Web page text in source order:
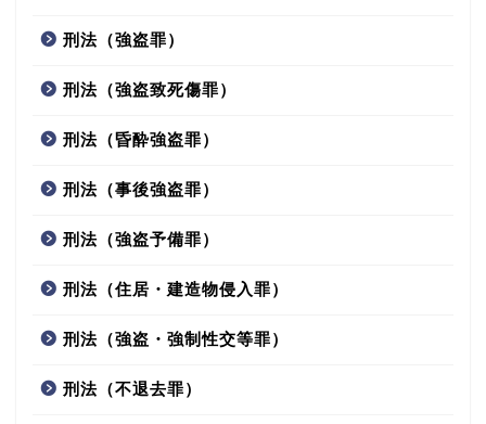
刑法（強盗罪）
刑法（強盗致死傷罪）
刑法（昏酔強盗罪）
刑法（事後強盗罪）
刑法（強盗予備罪）
刑法（住居・建造物侵入罪）
刑法（強盗・強制性交等罪）
刑法（不退去罪）